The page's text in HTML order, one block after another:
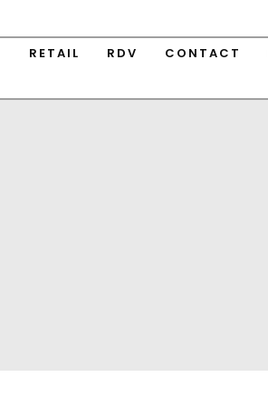
RETAIL RDV CONTACT